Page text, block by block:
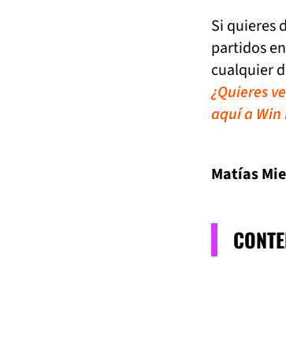
Si quieres
partidos
cualquier
¿Quieres
aquí a Win
Matías